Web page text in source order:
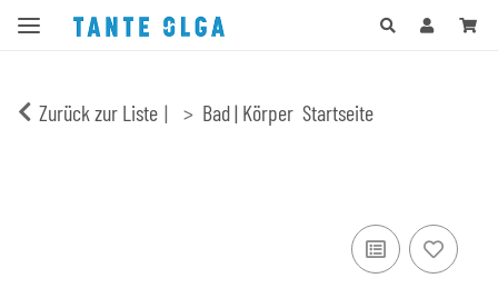
Zurück zur Liste Bad | Körper Startseite